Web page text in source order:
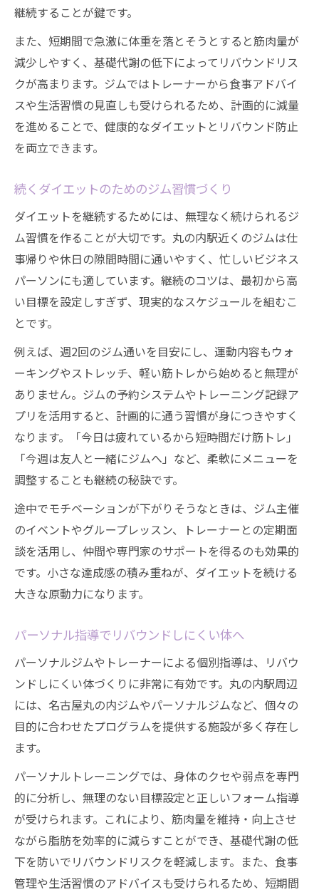
継続することが鍵です。
また、短期間で急激に体重を落とそうとすると筋肉量が
減少しやすく、基礎代謝の低下によってリバウンドリス
クが高まります。ジムではトレーナーから食事アドバイ
スや生活習慣の見直しも受けられるため、計画的に減量
を進めることで、健康的なダイエットとリバウンド防止
を両立できます。
続くダイエットのためのジム習慣づくり
ダイエットを継続するためには、無理なく続けられるジ
ム習慣を作ることが大切です。丸の内駅近くのジムは仕
事帰りや休日の隙間時間に通いやすく、忙しいビジネス
パーソンにも適しています。継続のコツは、最初から高
い目標を設定しすぎず、現実的なスケジュールを組むこ
とです。
例えば、週2回のジム通いを目安にし、運動内容もウォ
ーキングやストレッチ、軽い筋トレから始めると無理が
ありません。ジムの予約システムやトレーニング記録ア
プリを活用すると、計画的に通う習慣が身につきやすく
なります。「今日は疲れているから短時間だけ筋トレ」
「今週は友人と一緒にジムへ」など、柔軟にメニューを
調整することも継続の秘訣です。
途中でモチベーションが下がりそうなときは、ジム主催
のイベントやグループレッスン、トレーナーとの定期面
談を活用し、仲間や専門家のサポートを得るのも効果的
です。小さな達成感の積み重ねが、ダイエットを続ける
大きな原動力になります。
パーソナル指導でリバウンドしにくい体へ
パーソナルジムやトレーナーによる個別指導は、リバウ
ンドしにくい体づくりに非常に有効です。丸の内駅周辺
には、名古屋丸の内ジムやパーソナルジムなど、個々の
目的に合わせたプログラムを提供する施設が多く存在し
ます。
パーソナルトレーニングでは、身体のクセや弱点を専門
的に分析し、無理のない目標設定と正しいフォーム指導
が受けられます。これにより、筋肉量を維持・向上させ
ながら脂肪を効率的に減らすことができ、基礎代謝の低
下を防いでリバウンドリスクを軽減します。また、食事
管理や生活習慣のアドバイスも受けられるため、短期間